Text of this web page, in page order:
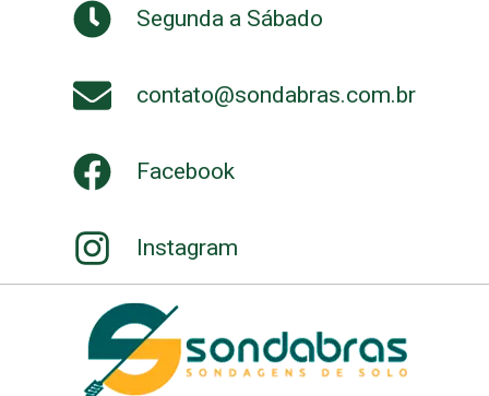
Segunda a Sábado
contato@sondabras.com.br
Facebook
Instagram